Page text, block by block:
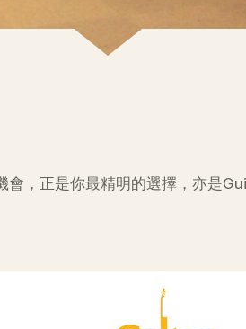
，正是你最精明的選擇，亦是